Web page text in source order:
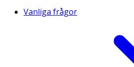
Vanliga frågor